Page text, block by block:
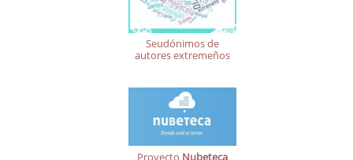
Seudónimos de
autores extremeños
Proyecto Nubeteca